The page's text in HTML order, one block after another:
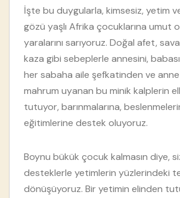
İşte bu duygularla, kimsesiz, yetim
gözü yaşlı Afrika çocuklarına umut
yaralarını sarıyoruz. Doğal afet,
kaza gibi sebeplerle annesini,
her sabaha aile şefkatinden ve
mahrum uyanan bu minik kalplerin
tutuyor, barınmalarına,
eğitimlerine destek oluyoruz.
Boynu bükük çocuk kalmasın diye,
desteklerle yetimlerin yüzlerindeki
dönüşüyoruz. Bir yetimin elinden